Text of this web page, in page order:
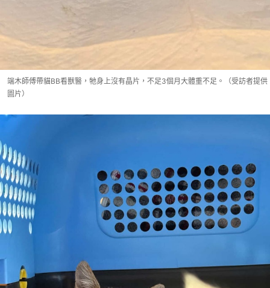
端木師傅帶貓BB看獸醫，牠身上沒有晶片，不足3個月大體重不足。（受訪者提供
圖片）